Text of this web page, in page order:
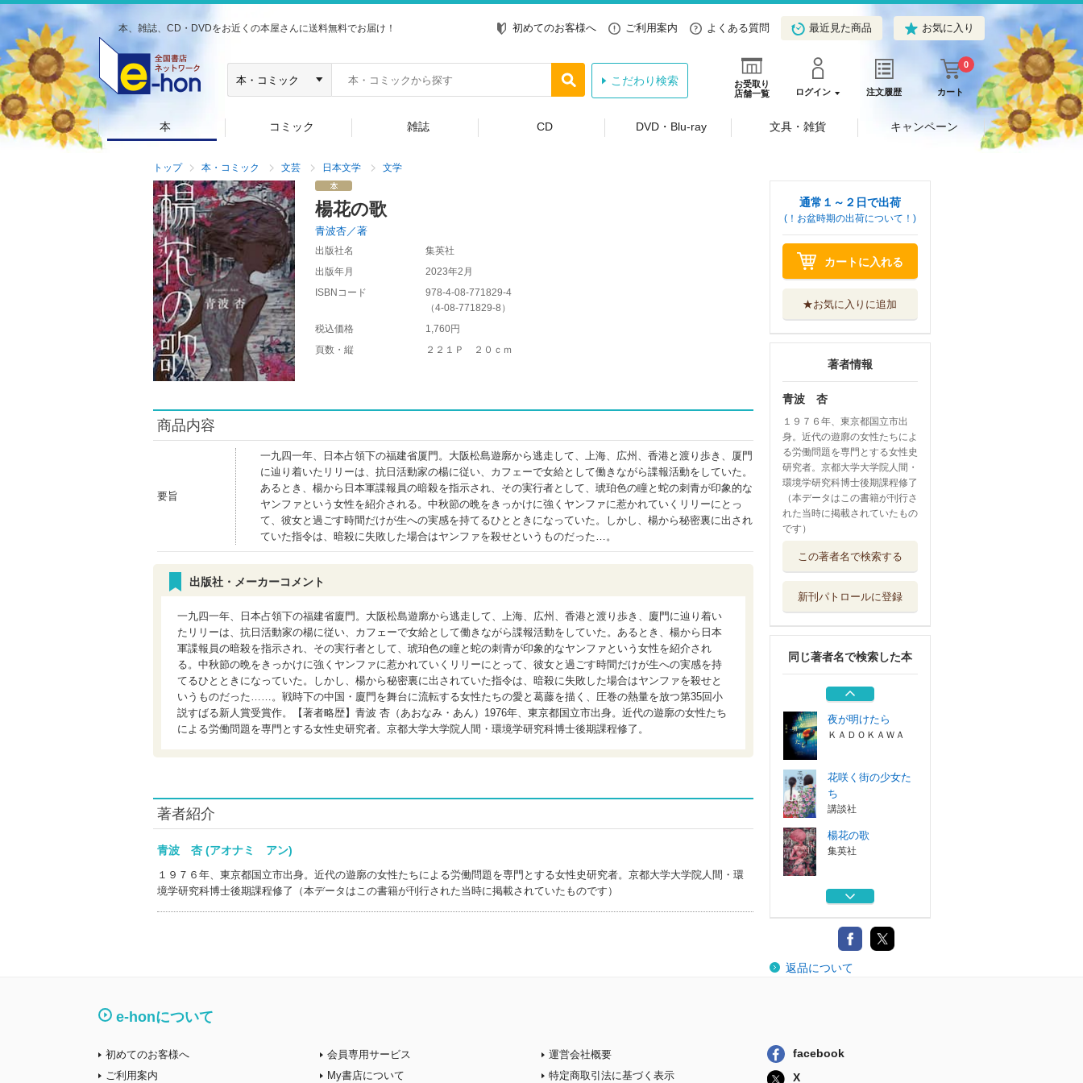
本、雑誌、CD・DVDをお近くの本屋さんに送料無料でお届け！ 初めてのお客様へ ご利用案内 よくある質問 最近見た商品 お気に入り
お受取り
店舗一覧
ログイン 注文履歴 カート
0
こだわり検索
本 コミック 雑誌 CD DVD・Blu-ray 文具・雑貨 キャンペーン
トップ 本・コミック 文芸 日本文学 文学
楊花の歌
青波杏／著
出版社名
集英社
出版年月
2023年2月
ISBNコード
978-4-08-771829-4
（4-08-771829-8 ）
税込価格
1,760円
頁数・縦
２２１Ｐ ２０ｃｍ
商品内容
要旨
一九四一年、日本占領下の福建省厦門。大阪松島遊廓から逃走して、上海、広州、香港と渡り歩き、厦門
に辿り着いたリリーは、抗日活動家の楊に従い、カフェーで女給として働きながら諜報活動をしていた。
あるとき、楊から日本軍諜報員の暗殺を指示され、その実行者として、琥珀色の瞳と蛇の刺青が印象的な
ヤンファという女性を紹介される。中秋節の晩をきっかけに強くヤンファに惹かれていくリリーにとっ
て、彼女と過ごす時間だけが生への実感を持てるひとときになっていた。しかし、楊から秘密裏に出され
ていた指令は、暗殺に失敗した場合はヤンファを殺せというものだった…。
出版社・メーカーコメント
一九四一年、日本占領下の福建省廈門。大阪松島遊廓から逃走して、上海、広州、香港と渡り歩き、廈門に辿り着い
たリリーは、抗日活動家の楊に従い、カフェーで女給として働きながら諜報活動をしていた。あるとき、楊から日本
軍諜報員の暗殺を指示され、その実行者として、琥珀色の瞳と蛇の刺青が印象的なヤンファという女性を紹介され
る。中秋節の晩をきっかけに強くヤンファに惹かれていくリリーにとって、彼女と過ごす時間だけが生への実感を持
てるひとときになっていた。しかし、楊から秘密裏に出されていた指令は、暗殺に失敗した場合はヤンファを殺せと
いうものだった……。戦時下の中国・廈門を舞台に流転する女性たちの愛と葛藤を描く、圧巻の熱量を放つ第35回小
説すばる新人賞受賞作。【著者略歴】青波 杏（あおなみ・あん）1976年、東京都国立市出身。近代の遊廓の女性たち
による労働問題を専門とする女性史研究者。京都大学大学院人間・環境学研究科博士後期課程修了。
著者紹介
青波 杏 (アオナミ アン)
１９７６年、東京都国立市出身。近代の遊廓の女性たちによる労働問題を専門とする女性史研究者。京都大学大学院人間・環
境学研究科博士後期課程修了（本データはこの書籍が刊行された当時に掲載されていたものです）
通常１～２日で出荷
(！お盆時期の出荷について！)
カートに入れる
★お気に入りに追加
著者情報
青波 杏
１９７６年、東京都国立市出
身。近代の遊廓の女性たちによ
る労働問題を専門とする女性史
研究者。京都大学大学院人間・
環境学研究科博士後期課程修了
（本データはこの書籍が刊行さ
れた当時に掲載されていたもの
です）
この著者名で検索する
新刊パトロールに登録
同じ著者名で検索した本
ち
楊花の歌
日月潭の朱い花
集英社
夜が明けたら
ＫＡＤＯＫＡＷＡ
花咲く街の少女た
ち
講談社
楊花の歌
集英社
日月潭の朱い花
夜が明けたら
ＫＡＤＯＫＡＷＡ
返品について
e-honについて
初めてのお客様へ
ご利用案内
会員専用サービス
My書店について
運営会社概要
特定商取引法に基づく表示
facebook
X